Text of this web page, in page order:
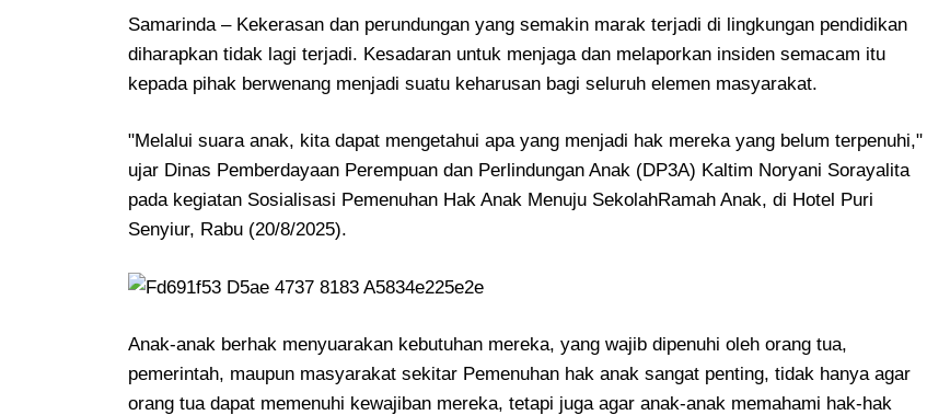
Samarinda – Kekerasan dan perundungan yang semakin marak terjadi di lingkungan pendidikan
diharapkan tidak lagi terjadi. Kesadaran untuk menjaga dan melaporkan insiden semacam itu
kepada pihak berwenang menjadi suatu keharusan bagi seluruh elemen masyarakat.
"Melalui suara anak, kita dapat mengetahui apa yang menjadi hak mereka yang belum terpenuhi,"
ujar Dinas Pemberdayaan Perempuan dan Perlindungan Anak (DP3A) Kaltim Noryani Sorayalita
pada kegiatan Sosialisasi Pemenuhan Hak Anak Menuju SekolahRamah Anak, di Hotel Puri
Senyiur, Rabu (20/8/2025).
Anak-anak berhak menyuarakan kebutuhan mereka, yang wajib dipenuhi oleh orang tua,
pemerintah, maupun masyarakat sekitar Pemenuhan hak anak sangat penting, tidak hanya agar
orang tua dapat memenuhi kewajiban mereka, tetapi juga agar anak-anak memahami hak-hak